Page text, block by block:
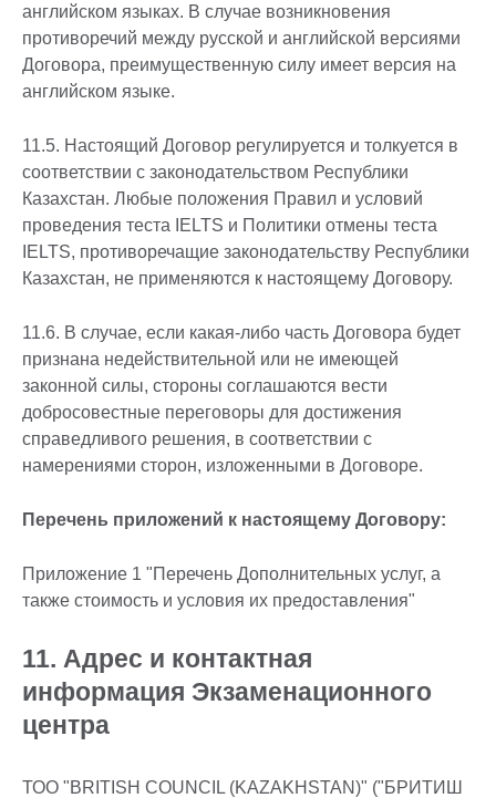
английском языках. В случае возникновения
противоречий между русской и английской версиями
Договора, преимущественную силу имеет версия на
английском языке.
11.5. Настоящий Договор регулируется и толкуется в
соответствии с законодательством Республики
Казахстан. Любые положения Правил и условий
проведения теста IELTS и Политики отмены теста
IELTS, противоречащие законодательству Республики
Казахстан, не применяются к настоящему Договору.
11.6. В случае, если какая-либо часть Договора будет
признана недействительной или не имеющей
законной силы, стороны соглашаются вести
добросовестные переговоры для достижения
справедливого решения, в соответствии с
намерениями сторон, изложенными в Договоре.
Перечень приложений к настоящему Договору:
Приложение 1 "Перечень Дополнительных услуг, а
также стоимость и условия их предоставления"
11. Адрес и контактная
информация Экзаменационного
центра
ТОО "BRITISH COUNCIL (KAZAKHSTAN)" ("БРИТИШ